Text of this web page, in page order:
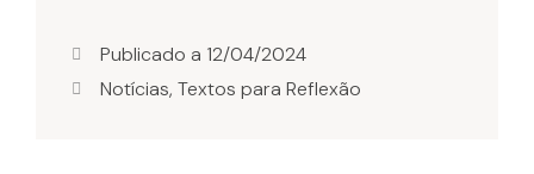
Publicado a 12/04/2024
Notícias, Textos para Reflexão